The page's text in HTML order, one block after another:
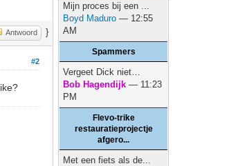
Antwoord }
#2
Mijn proces bij een ...
Boyd Maduro — 12:55
AM
Spammers
Vergeet Dick niet…
Bob Hagendijk — 11:23
PM
Flevo-trike
restauratieprojectje
afgero...
Met een fiets als de...